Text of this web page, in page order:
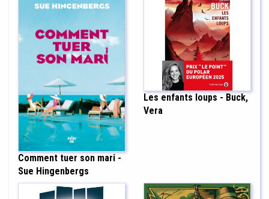
Comment tuer son mari -
Sue Hingenbergs
Les enfants loups - Buck,
Vera